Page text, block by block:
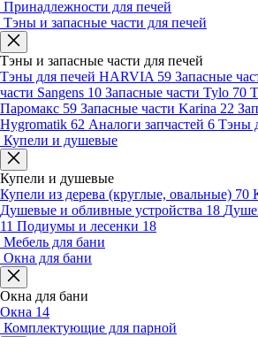
Принадлежности для печей
Тэны и запасные части для печей
Тэны и запасные части для печей
Тэны для печей HARVIA 59 Запасные
части Sangens 10 Запасные части Tylo 70
Паромакс 59 Запасные части Karina 22
Hygromatik 62 Аналоги запчастей 6 Тэны
Купели и душевые
Купели и душевые
Купели из дерева (круглые, овальные) 70
Душевые и обливные устройства 18
11 Подиумы и лесенки 18
Мебель для бани
Окна для бани
Окна для бани
Окна 14
Комплектующие для парной